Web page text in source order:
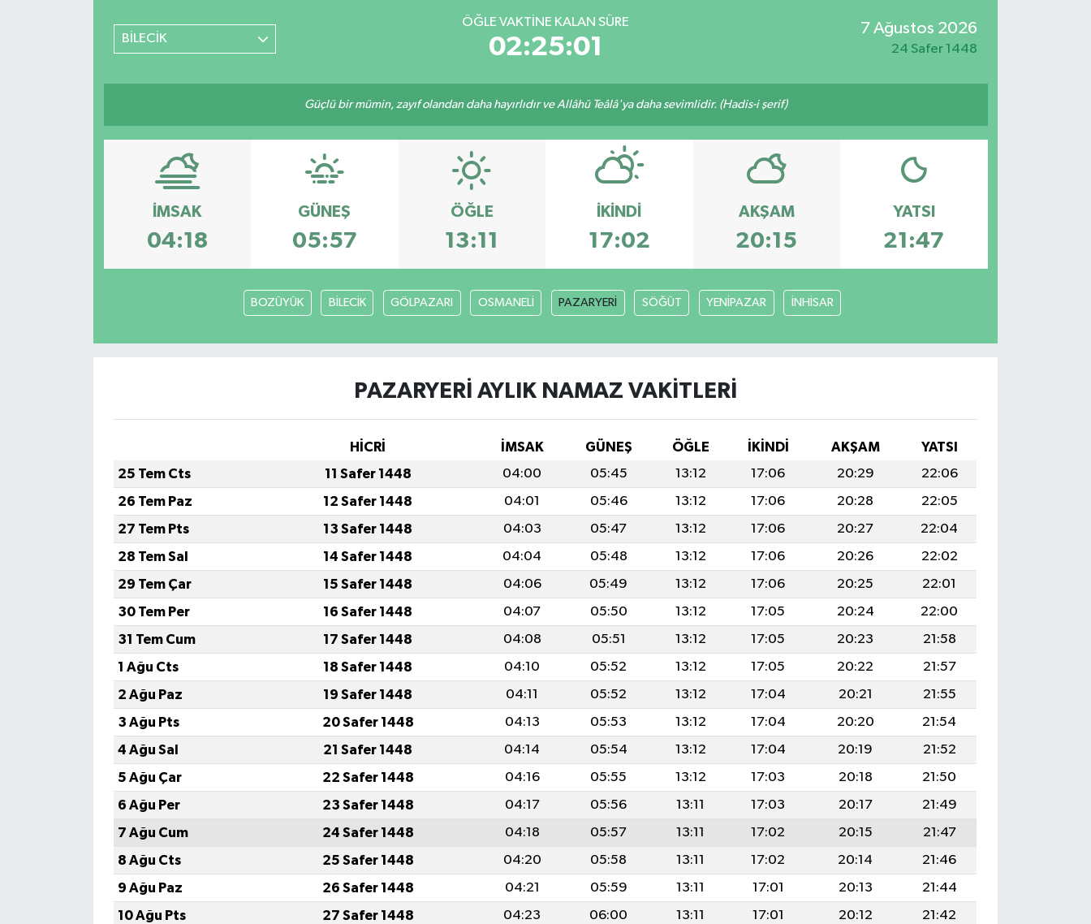
BİLECİK
ÖĞLE VAKTINE KALAN SÜRE
02:25:01
7 Ağustos 2026
24 Safer 1448
Güçlü bir mümin, zayıf olandan daha hayırlıdır ve Allâhü Teâlâ'ya daha sevimlidir. (Hadis-i şerif)
İMSAK
04:18
GÜNEŞ
05:57
ÖĞLE
13:11
İKINDI
17:02
AKŞAM
20:15
YATSI
21:47
BOZÜYÜK BİLECİK GÖLPAZARI OSMANELİ PAZARYERİ SÖĞÜT YENİPAZAR İNHİSAR
PAZARYERİ AYLIK NAMAZ VAKITLERI
HİCRİ İMSAK GÜNEŞ ÖĞLE İKINDI AKŞAM
YATSI
25 Tem Cts
11 Safer 1448 04:00 05:45 13:12 17:06 20:29
22:06
26 Tem Paz
12 Safer 1448 04:01 05:46 13:12 17:06 20:28
22:05
27 Tem Pts
13 Safer 1448 04:03 05:47 13:12 17:06 20:27
22:04
28 Tem Sal
14 Safer 1448 04:04 05:48 13:12 17:06 20:26
22:02
29 Tem Çar
15 Safer 1448 04:06 05:49 13:12 17:06 20:25
22:01
30 Tem Per
16 Safer 1448 04:07 05:50 13:12 17:05 20:24
22:00
31 Tem Cum
17 Safer 1448 04:08 05:51 13:12 17:05 20:23
21:58
1 Ağu Cts
18 Safer 1448 04:10 05:52 13:12 17:05 20:22
21:57
2 Ağu Paz
19 Safer 1448 04:11 05:52 13:12 17:04 20:21
21:55
3 Ağu Pts
20 Safer 1448 04:13 05:53 13:12 17:04 20:20
21:54
4 Ağu Sal
21 Safer 1448 04:14 05:54 13:12 17:04 20:19
21:52
5 Ağu Çar
22 Safer 1448 04:16 05:55 13:12 17:03 20:18
21:50
6 Ağu Per
23 Safer 1448 04:17 05:56 13:11 17:03 20:17
21:49
7 Ağu Cum
24 Safer 1448 04:18 05:57 13:11 17:02 20:15
21:47
8 Ağu Cts
25 Safer 1448 04:20 05:58 13:11 17:02 20:14
21:46
9 Ağu Paz
26 Safer 1448 04:21 05:59 13:11 17:01 20:13
21:44
10 Ağu Pts
27 Safer 1448 04:23 06:00 13:11 17:01 20:12
21:42